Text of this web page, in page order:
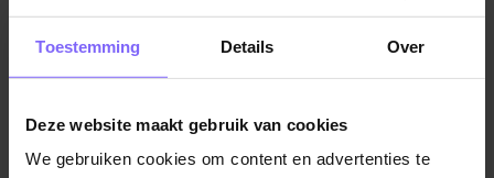
Toestemming Details Over
Deze website maakt gebruik van cookies
We gebruiken cookies om content en advertenties te
school? Dan pas je bij Kindante, want bij ons staat het